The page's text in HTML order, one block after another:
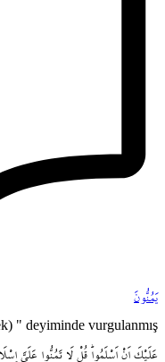
يَمُنُّونَ
" deyiminde vurgulanmış
عَلَيْكَ اَنْ اَسْلَمُواۜ قُلْ لَا تَمُنُّوا عَلَيَّ